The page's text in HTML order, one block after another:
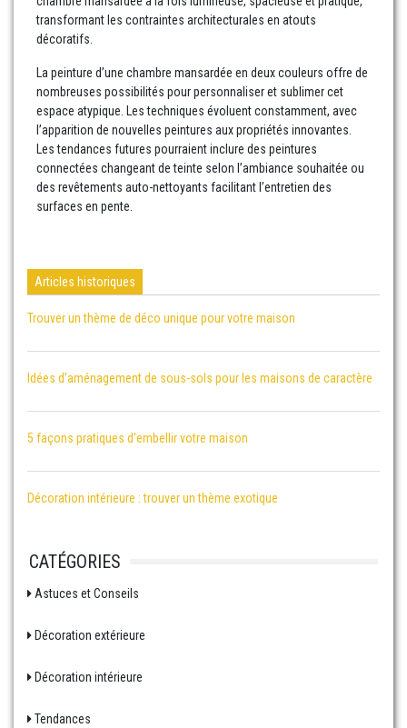
transformant les contraintes architecturales en atouts
décoratifs.
La peinture d’une chambre mansardée en deux couleurs offre de
nombreuses possibilités pour personnaliser et sublimer cet
espace atypique. Les techniques évoluent constamment, avec
l’apparition de nouvelles peintures aux propriétés innovantes.
Les tendances futures pourraient inclure des peintures
connectées changeant de teinte selon l’ambiance souhaitée ou
des revêtements auto-nettoyants facilitant l’entretien des
surfaces en pente.
Articles historiques
Trouver un thème de déco unique pour votre maison
Idées d'aménagement de sous-sols pour les maisons de caractère
5 façons pratiques d'embellir votre maison
Décoration intérieure : trouver un thème exotique
CATÉGORIES
Astuces et Conseils
Décoration extérieure
Décoration intérieure
Tendances